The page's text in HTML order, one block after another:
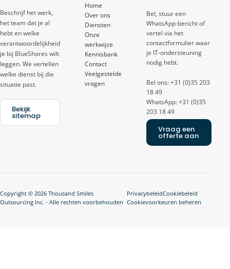
Beschrijf het werk,
het team dat je al
hebt en welke
verantwoordelijkheid
je bij BlueShores wilt
leggen. We vertellen
welke dienst bij die
situatie past.
Bekijk
sitemap
Home
Over ons
Diensten
Onze
werkwijze
Kennisbank
Contact
Veelgestelde
vragen
Bel, stuur een
WhatsApp-bericht of
vertel via het
contactformulier waar
je IT-ondersteuning
nodig hebt.
Bel ons: +31 (0)35 203
18 49
WhatsApp: +31 (0)35
203 18 49
Vraag een
offerte aan
Copyright © 2026 Thousand Smiles
Outsourcing Inc. - Alle rechten voorbehouden
PrivacybeleidCookiebeleid
Cookievoorkeuren beheren